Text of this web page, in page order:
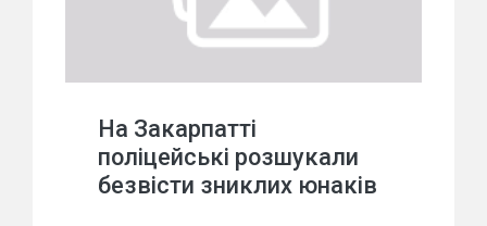
На Закарпатті
поліцейські розшукали
безвісти зниклих юнаків